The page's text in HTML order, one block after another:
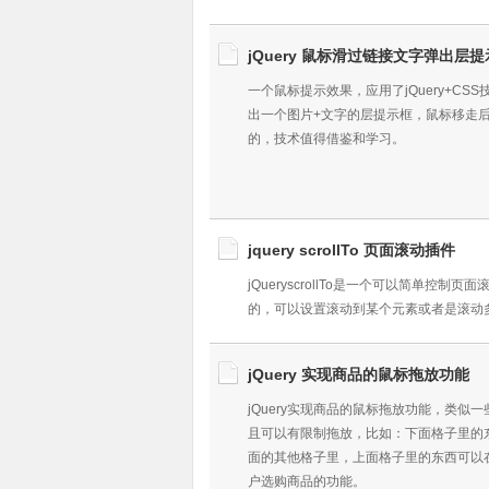
jQuery 鼠标滑过链接文字弹出层提
一个鼠标提示效果，应用了jQuery+CSS
出一个图片+文字的层提示框，鼠标移走
的，技术值得借鉴和学习。
jquery scrollTo 页面滚动插件
jQueryscrollTo是一个可以简单控制页面
的，可以设置滚动到某个元素或者是滚
jQuery 实现商品的鼠标拖放功能
jQuery实现商品的鼠标拖放功能，类似
且可以有限制拖放，比如：下面格子里
面的其他格子里，上面格子里的东西可
户选购商品的功能。